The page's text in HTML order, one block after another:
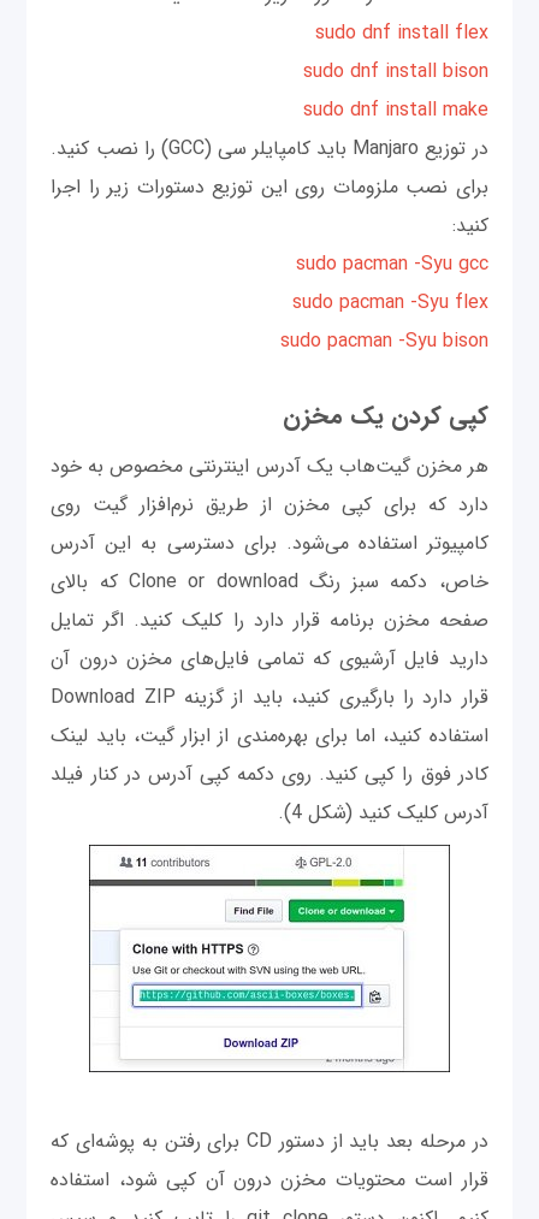
sudo dnf install flex
sudo dnf install bison
sudo dnf install make
در توزیع Manjaro باید کامپایلر سی (GCC) را نصب کنید.
برای نصب ملزومات روی این توزیع دستورات زیر را اجرا
کنید:
sudo pacman -Syu gcc
sudo pacman -Syu flex
sudo pacman -Syu bison
کپی کردن یک مخزن
هر مخزن گیت‌هاب یک آدرس اینترنتی مخصوص به خود
دارد که برای کپی مخزن از طریق نرم‌افزار گیت روی
کامپیوتر استفاده می‌شود. برای دسترسی به این آدرس
خاص، دکمه سبز رنگ Clone or download که بالای
صفحه مخزن برنامه قرار دارد را کلیک کنید. اگر تمایل
دارید فایل آرشیوی که تمامی فایل‌های مخزن درون آن
قرار دارد را بارگیری کنید، باید از گزینه Download ZIP
استفاده کنید، اما برای بهره‌مندی از ابزار گیت، باید لینک
کادر فوق را کپی کنید. روی دکمه کپی آدرس در کنار فیلد
آدرس کلیک کنید (شکل 4).
در مرحله بعد باید از دستور CD برای رفتن به پوشه‌ای که
قرار است محتویات مخزن درون آن کپی شود، استفاده